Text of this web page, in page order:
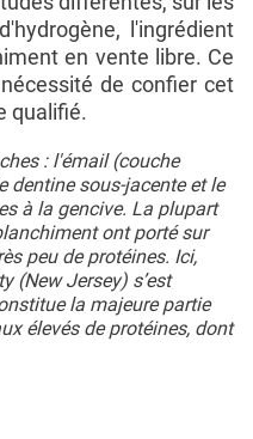
l'ingrédient
en vente libre. Ce
de confier cet
qualifié.
: l'émail (couche
dentine sous-jacente et le
à la gencive. La plupart
ont porté sur
peu de protéines. Ici,
(New Jersey) s’est
la majeure partie
élevés de protéines, dont